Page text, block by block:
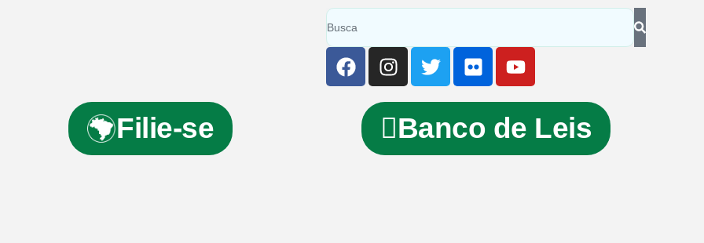
Filie-se Banco de Leis